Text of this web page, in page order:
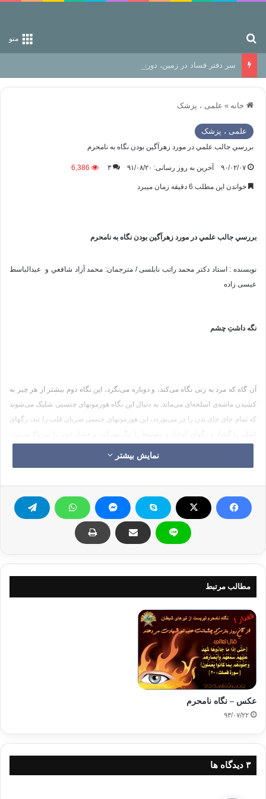
منو
سر دفتر فساد در زمین‌، دوری وکناره‌گیری از راه خداست‌!
خانه » علمی ، پزشک
علمی ، پزشک
بررسي جالب علمي در مورد زهرآگين بودن نگاه به نامحرم
۹۰/۰۲/۰۷ آخرین به روز رسانی: ۹۱/۰۸/۲۰ ۳ 6,386
خواندن این مطلب 6 دقیقه زمان میبرد
بررسي جالب علمي در مورد زهرآگين بودن نگاه به نامحرم
نویسنده : استاد دکتر محمد راتب نابلسی / مترجمان: محمد آزاد شافعي و عبدالباسط
عيسى زاده
نگه داشتِ چشم
آن گاه که مرد به زنی نگاه می‌کند، و دوباره می‌نگرد، این نگاه دوم بیشتر از هر چیز به
کشیدن ماشه‌ی اسلحه‌ای می‌ماند. به دنبال این نگاه هورمونهای جنسیی شلیک می‌شوند
که تمام جای جای بدن را در می‌نوردد، این هورمونهای جنسی ضربان قلب را تند، رگهای
اما هنگامی که انسان در طول روز چشمش را کنترل نمی‌کند، چه اتفاقی می‌افتد؟
هورمونهای جنسی در نقاط مختلف بدن از طریق رگهای خونی به گردش می‌افتد،
قُلْ لِلْمُؤْمِنینَ یَغُضُّوا مِنْ أبْصارِهم وَ یَحْفَظُوا فُروجَهُم ذَلکَ أَزْکَی
لَهُمْ(نور : 30)
«ای پیامبر به ایمان‌داران بگو چشمشان را کنترل کنند و شرمگاههای
خود را نیز نگه دارند، این برای آن‌ها بس بهتر و پاکتر است».
دانشمندان گفته‌اند : «أَزکَی» یعنی «أَطْهَر» پاکتر، همچنین می‌تواند به معنی سودمندتر
و پاکیزه‌تر باشد؛ اما پاکی یا از نظر پاک شدن از گناه، یا دوری از بیماریها است؛ زیرا
حذیفه (رض) از پیامبر(ص) روایت کرده که فرمود :
مسمومهٍ، مَنْ تَرکَها مِنْ خوفِ اللَّهِ جَلَّ وَ عزَّ أَثابَهُ اللهُ إیماناً یَجِدُ حلاوتَهُ فی قلبِهِ»
بپرهیزد، خداوند در پاداش ایمانی به او می‌دهد که شیرینیش را در قلبش احساس کند. در
روایت دیگری در حدیثی قدسی آمده :
تَرکها مخافتی أَعْقَبْتُهُ علیها إیماناً یَجدُ حلاوته فی قلبهِ».
[2]یعنی نگاه (به نامحرم) تیری
نمایش بیشتر
مطالب مرتبط
عکس – نگاه نامحرم
۹۳/۰۷/۲۲
‫۳ دیدگاه ها